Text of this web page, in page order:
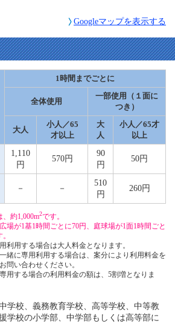
Googleマップを表示する
1時間までごとに
全体使用
一部使用（１面に
つき）
大人
小人／65
才以上
大
人
小人／65才
以上
1,110
円
570円
90
円
50円
－ －
510
円
260円
約1,000m2です。
場が1基1時間ごとに70円、庭球場が1面1時間ごと
利用する場合は大人料金となります。
緒に専用利用する場合は、案分により利用料金を
問い合わせください。
用する場合の利用料金の額は、5割増となりま
学校、義務教育学校、高等学校、中等教
学校の小学部、中学部もしくは高等部に